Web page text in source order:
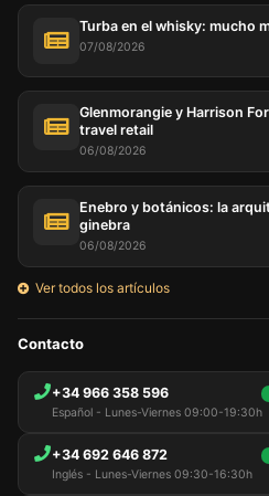
Turba en el whisky: mucho
07/08/2026
Glenmorangie y Harrison
travel retail
06/08/2026
Enebro y botánicos: la
ginebra
06/08/2026
Ver todos los artículos
Contacto
+34 966 358 596
Español - Lunes-Viernes 09:00-19:30h
+34 692 646 872
Inglés - Lunes-Viernes 09:30-16:30h